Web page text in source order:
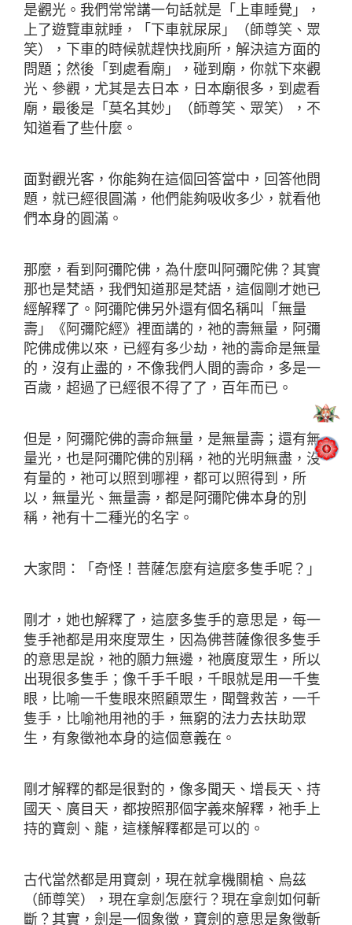
是觀光。我們常常講一句話就是「上車睡覺」，
上了遊覽車就睡，「下車就尿尿」（師尊笑、眾
笑），下車的時候就趕快找廁所，解決這方面的
問題；然後「到處看廟」，碰到廟，你就下來觀
光、參觀，尤其是去日本，日本廟很多，到處看
廟，最後是「莫名其妙」（師尊笑、眾笑），不
知道看了些什麼。
面對觀光客，你能夠在這個回答當中，回答他問
題，就已經很圓滿，他們能夠吸收多少，就看他
們本身的圓滿。
那麼，看到阿彌陀佛，為什麼叫阿彌陀佛？其實
那也是梵語，我們知道那是梵語，這個剛才她已
經解釋了。阿彌陀佛另外還有個名稱叫「無量
壽」《阿彌陀經》裡面講的，祂的壽無量，阿彌
陀佛成佛以來，已經有多少劫，祂的壽命是無量
的，沒有止盡的，不像我們人間的壽命，多是一
百歲，超過了已經很不得了了，百年而已。
但是，阿彌陀佛的壽命無量，是無量壽；還有無
量光，也是阿彌陀佛的別稱，祂的光明無盡，沒
有量的，祂可以照到哪裡，都可以照得到，所
以，無量光、無量壽，都是阿彌陀佛本身的別
稱，祂有十二種光的名字。
大家問：「奇怪！菩薩怎麼有這麼多隻手呢？」
剛才，她也解釋了，這麼多隻手的意思是，每一
隻手祂都是用來度眾生，因為佛菩薩像很多隻手
的意思是說，祂的願力無邊，祂廣度眾生，所以
出現很多隻手；像千手千眼，千眼就是用一千隻
眼，比喻一千隻眼來照顧眾生，聞聲救苦，一千
隻手，比喻祂用祂的手，無窮的法力去扶助眾
生，有象徵祂本身的這個意義在。
剛才解釋的都是很對的，像多聞天、增長天、持
國天、廣目天，都按照那個字義來解釋，祂手上
持的寶劍、龍，這樣解釋都是可以的。
古代當然都是用寶劍，現在就拿機關槍、烏茲
（師尊笑），現在拿劍怎麼行？現在拿劍如何斬
斷？其實，劍是一個象徵，寶劍的意思是象徵斬